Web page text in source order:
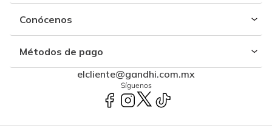
Conócenos
Métodos de pago
elcliente@gandhi.com.mx
Síguenos